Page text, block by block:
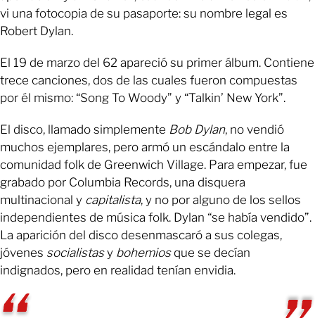
vi una fotocopia de su pasaporte: su nombre legal es
Robert Dylan.
El 19 de marzo del 62 apareció su primer álbum. Contiene
trece canciones, dos de las cuales fueron compuestas
por él mismo: “Song To Woody” y “Talkin’ New York”.
El disco, llamado simplemente Bob Dylan, no vendió
muchos ejemplares, pero armó un escándalo entre la
comunidad folk de Greenwich Village. Para empezar, fue
grabado por Columbia Records, una disquera
multinacional y capitalista, y no por alguno de los sellos
independientes de música folk. Dylan “se había vendido”.
La aparición del disco desenmascaró a sus colegas,
jóvenes socialistasy bohemiosque se decían
indignados, pero en realidad tenían envidia.